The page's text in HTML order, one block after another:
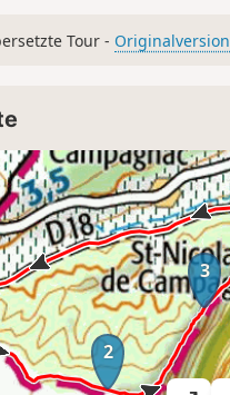
Tour - Originalversion
2
3